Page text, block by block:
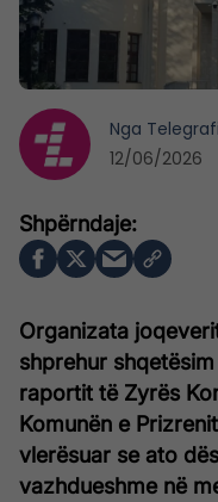
Organizata
shprehur
raportit të Zyrës
Komunën e
vlerësuar se ato
vazhdueshme në
Nga Telegrafi
12/06/2026